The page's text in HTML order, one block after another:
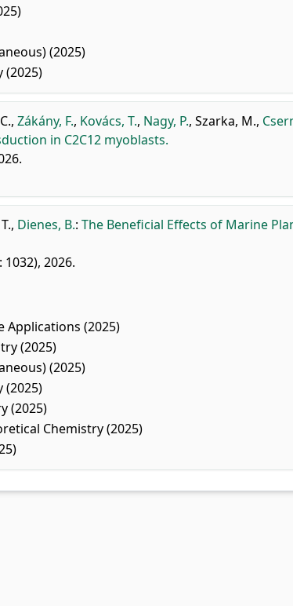
(2025)
(2025)
, Zákány, F., Kovács, T., Nagy, P., Szarka, M.,
in C2C12 myoblasts.
, Dienes, B.: The Beneficial Effects of Marine
2026.
Applications (2025)
(2025)
(2025)
(2025)
(2025)
Chemistry (2025)